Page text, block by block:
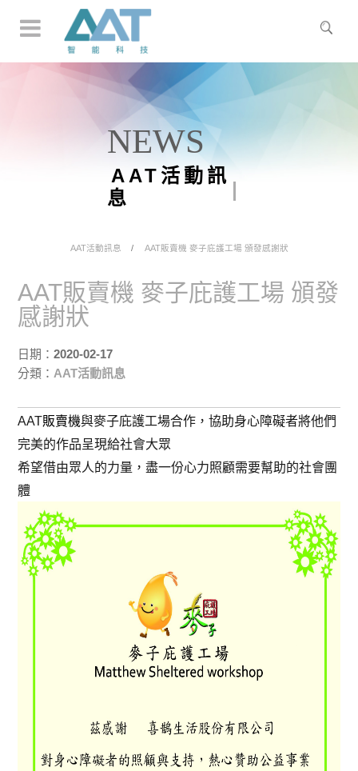
NEWS
AAT活動訊
息
AAT活動訊息 AAT販賣機 麥子庇護工場 頒發感謝狀
AAT販賣機 麥子庇護工場 頒發
感謝狀
日期：2020-02-17
分類：AAT活動訊息
AAT販賣機與麥子庇護工場合作，協助身心障礙者將他們
完美的作品呈現給社會大眾
希望借由眾人的力量，盡一份心力照顧需要幫助的社會團
體